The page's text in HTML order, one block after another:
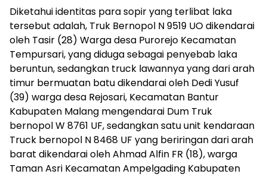
Diketahui identitas para sopir yang terlibat laka
tersebut adalah, Truk Bernopol N 9519 UO dikendarai
oleh Tasir (28) Warga desa Purorejo Kecamatan
Tempursari, yang diduga sebagai penyebab laka
beruntun, sedangkan truck lawannya yang dari arah
timur bermuatan batu dikendarai oleh Dedi Yusuf
(39) warga desa Rejosari, Kecamatan Bantur
Kabupaten Malang mengendarai Dum Truk
bernopol W 8761 UF, sedangkan satu unit kendaraan
Truck bernopol N 8468 UF yang beriringan dari arah
barat dikendarai oleh Ahmad Alfin FR (18), warga
Taman Asri Kecamatan Ampelgading Kabupaten